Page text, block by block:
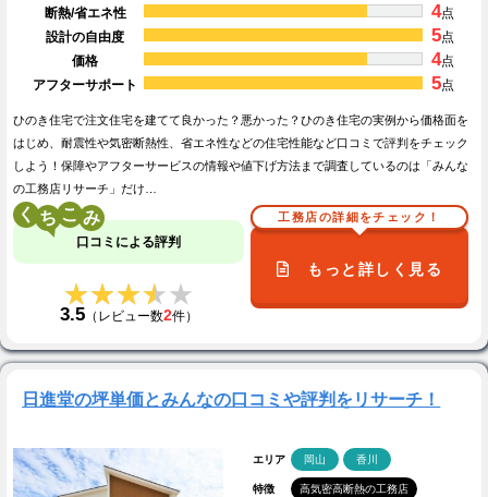
断熱/省エネ性
4点
設計の自由度
5点
価格
4点
アフターサポート
5点
ひのき住宅で注文住宅を建てて良かった？悪かった？ひのき住宅の実例から価格面を
はじめ、耐震性や気密断熱性、省エネ性などの住宅性能など口コミで評判をチェック
しよう！保障やアフターサービスの情報や値下げ方法まで調査しているのは「みんな
の工務店リサーチ」だけ…
く こ
口コミによる評判
★★★★★
★★★★★
3.5（レビュー数2件）
工務店の詳細をチェック！
もっと詳しく見る
日進堂の坪単価とみんなの口コミや評判をリサーチ！
エリア 岡山 香川
特徴 高気密高断熱の工務店